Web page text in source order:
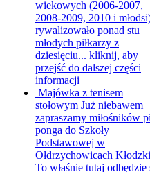
wiekowych (2006-2007,
2008-2009, 2010 i
rywalizowało ponad stu
młodych piłkarzy z
dziesięciu... kliknij, aby
przejść do dalszej części
informacji
Majówka z tenisem
stołowym Już niebawem
zapraszamy miłośników
ponga do Szkoły
Podstawowej w
Ołdrzychowicach
To właśnie tutaj odbędzie